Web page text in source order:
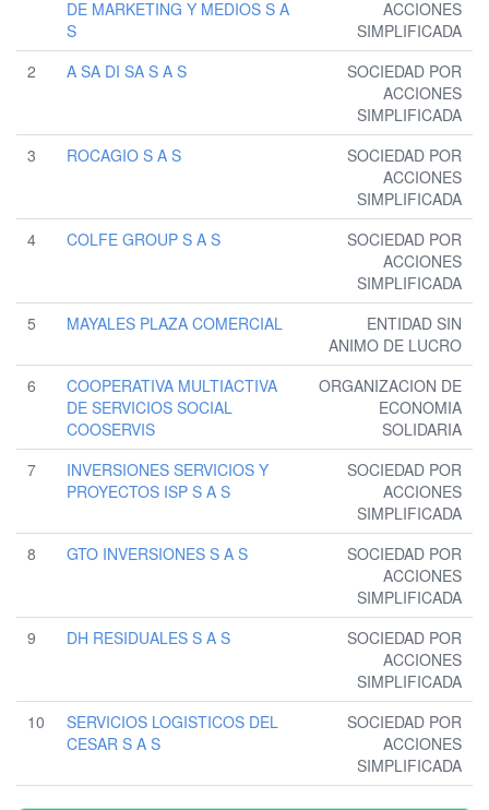
DE MARKETING Y MEDIOS S A
S
ACCIONES
SIMPLIFICADA
2
A SA DI SA S A S
SOCIEDAD POR
ACCIONES
SIMPLIFICADA
3
ROCAGIO S A S
SOCIEDAD POR
ACCIONES
SIMPLIFICADA
4
COLFE GROUP S A S
SOCIEDAD POR
ACCIONES
SIMPLIFICADA
5
MAYALES PLAZA COMERCIAL
ENTIDAD SIN
ANIMO DE LUCRO
6
COOPERATIVA MULTIACTIVA
DE SERVICIOS SOCIAL
COOSERVIS
ORGANIZACION DE
ECONOMIA
SOLIDARIA
7
INVERSIONES SERVICIOS Y
PROYECTOS ISP S A S
SOCIEDAD POR
ACCIONES
SIMPLIFICADA
8
GTO INVERSIONES S A S
SOCIEDAD POR
ACCIONES
SIMPLIFICADA
9
DH RESIDUALES S A S
SOCIEDAD POR
ACCIONES
SIMPLIFICADA
10
SERVICIOS LOGISTICOS DEL
CESAR S A S
SOCIEDAD POR
ACCIONES
SIMPLIFICADA